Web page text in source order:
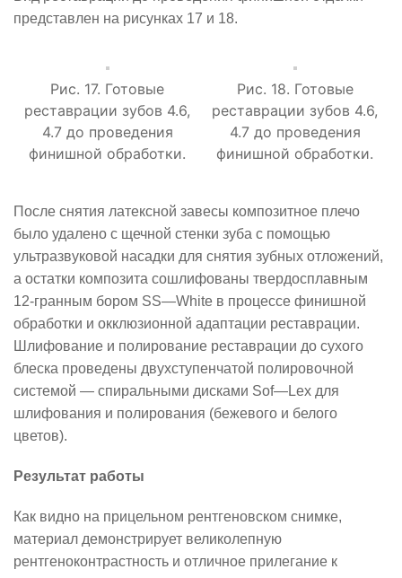
представлен на рисунках 17 и 18.
Рис. 17. Готовые
реставрации зубов 4.6,
4.7 до проведения
финишной обработки.
Рис. 18. Готовые
реставрации зубов 4.6,
4.7 до проведения
финишной обработки.
После снятия латексной завесы композитное плечо
было удалено с щечной стенки зуба с помощью
ультразвуковой насадки для снятия зубных отложений,
а остатки композита сошлифованы твердосплавным
12-гранным бором SS—White в процессе финишной
обработки и окклюзионной адаптации реставрации.
Шлифование и полирование реставрации до сухого
блеска проведены двухступенчатой полировочной
системой — спиральными дисками Sof—Lex для
шлифования и полирования (бежевого и белого
цветов).
Результат работы
Как видно на прицельном рентгеновском снимке,
материал демонстрирует великолепную
рентгеноконтрастность и отличное прилегание к